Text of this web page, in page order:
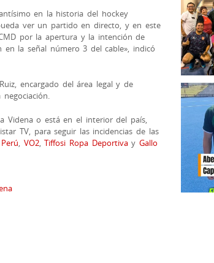
en la historia del hockey
ver un partido en directo, y en este
por la apertura y la intención de
la señal número 3 del cable», indicó
encargado del área legal y de
Videna o está en el interior del país,
TV, para seguir las incidencias de las
, VO2,Tiffosi Ropa Deportivay Gallo